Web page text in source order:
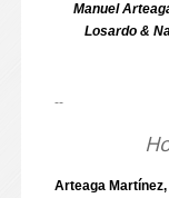
Manuel
Losardo &
--
Arteaga